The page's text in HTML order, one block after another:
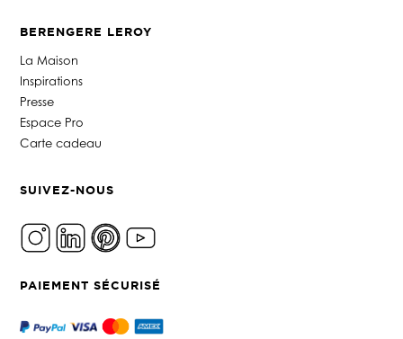
BERENGERE LEROY
La Maison
Inspirations
Presse
Espace Pro
Carte cadeau
SUIVEZ-NOUS
PAIEMENT SÉCURISÉ